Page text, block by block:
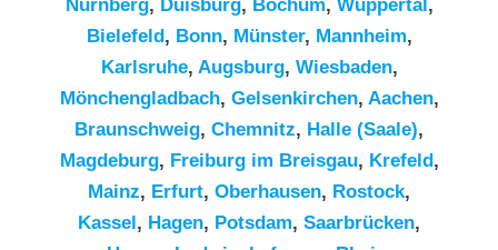
Nürnberg, Duisburg, Bochum, Wuppertal,
Bielefeld, Bonn, Münster, Mannheim,
Karlsruhe, Augsburg, Wiesbaden,
Mönchengladbach, Gelsenkirchen, Aachen,
Braunschweig, Chemnitz⁠, Halle (Saale),
Magdeburg, Freiburg im Breisgau, Krefeld,
Mainz, Erfurt, Oberhausen, Rostock,
Kassel, Hagen, Potsdam, Saarbrücken,